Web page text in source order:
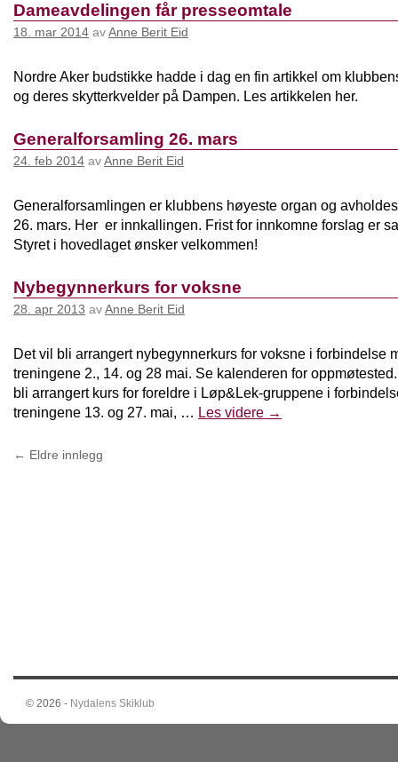
Dameavdelingen får presseomtale
18. mar 2014 avAnne Berit Eid
Nordre Aker budstikke hadde i dag en fin artikkel om
og deres skytterkvelder på Dampen. Les artikkelen her.
Generalforsamling 26. mars
24. feb 2014 avAnne Berit Eid
Generalforsamlingen er klubbens høyeste organ og
26. mars. Her er innkallingen. Frist for innkomne forslag er
Styret i hovedlaget ønsker velkommen!
Nybegynnerkurs for voksne
28. apr 2013 avAnne Berit Eid
Det vil bli arrangert nybegynnerkurs for voksne i forbindelse
treningene 2., 14. og 28 mai. Se kalenderen for
bli arrangert kurs for foreldre i Løp&Lek-gruppene i
treningene 13. og 27. mai, … Les videre →
← Eldre innlegg
© 2026 - Nydalens Skiklub